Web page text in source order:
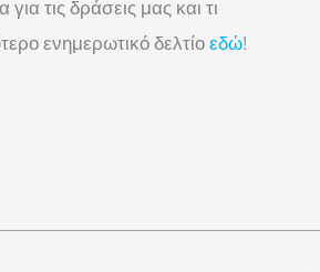
τις δράσεις μας και τι
ενημερωτικό δελτίο εδώ!